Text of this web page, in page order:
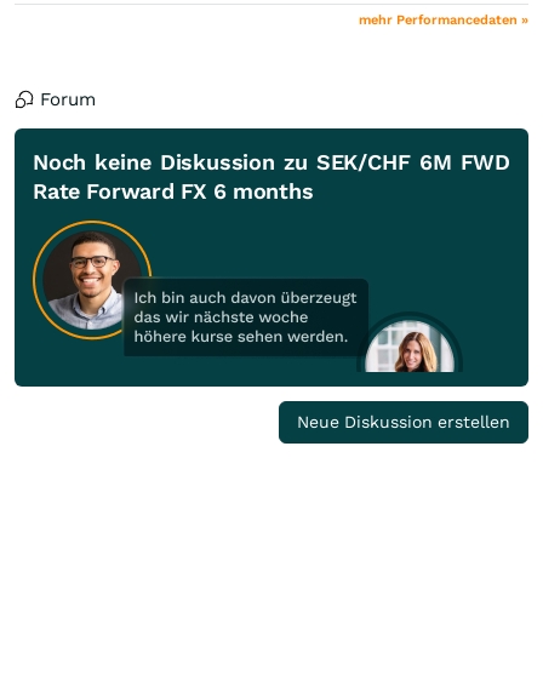
mehr Performancedaten »
Forum
Noch keine Diskussion zu SEK/CHF 6M FWD
Rate Forward FX 6 months
Neue Diskussion erstellen